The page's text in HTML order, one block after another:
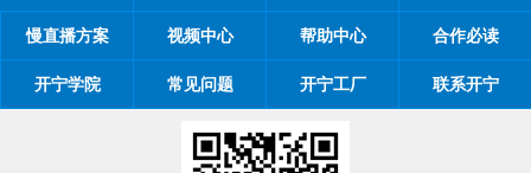
慢直播方案 视频中心 帮助中心 合作必读
开宁学院 常见问题 开宁工厂 联系开宁